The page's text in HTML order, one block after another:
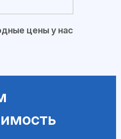
цены у нас